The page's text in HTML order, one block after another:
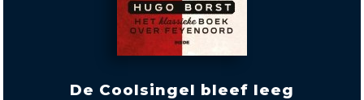
De Coolsingel bleef leeg